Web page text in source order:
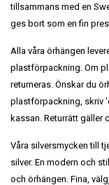
tillsammans med en
ges bort som en fin
Alla våra örhängen
plastförpackning. Om
returneras. Önskar du
plastförpackning, skriv
kassan. Returrätt gäller
Våra silversmycken till
silver. En modern och
och örhängen. Fina,